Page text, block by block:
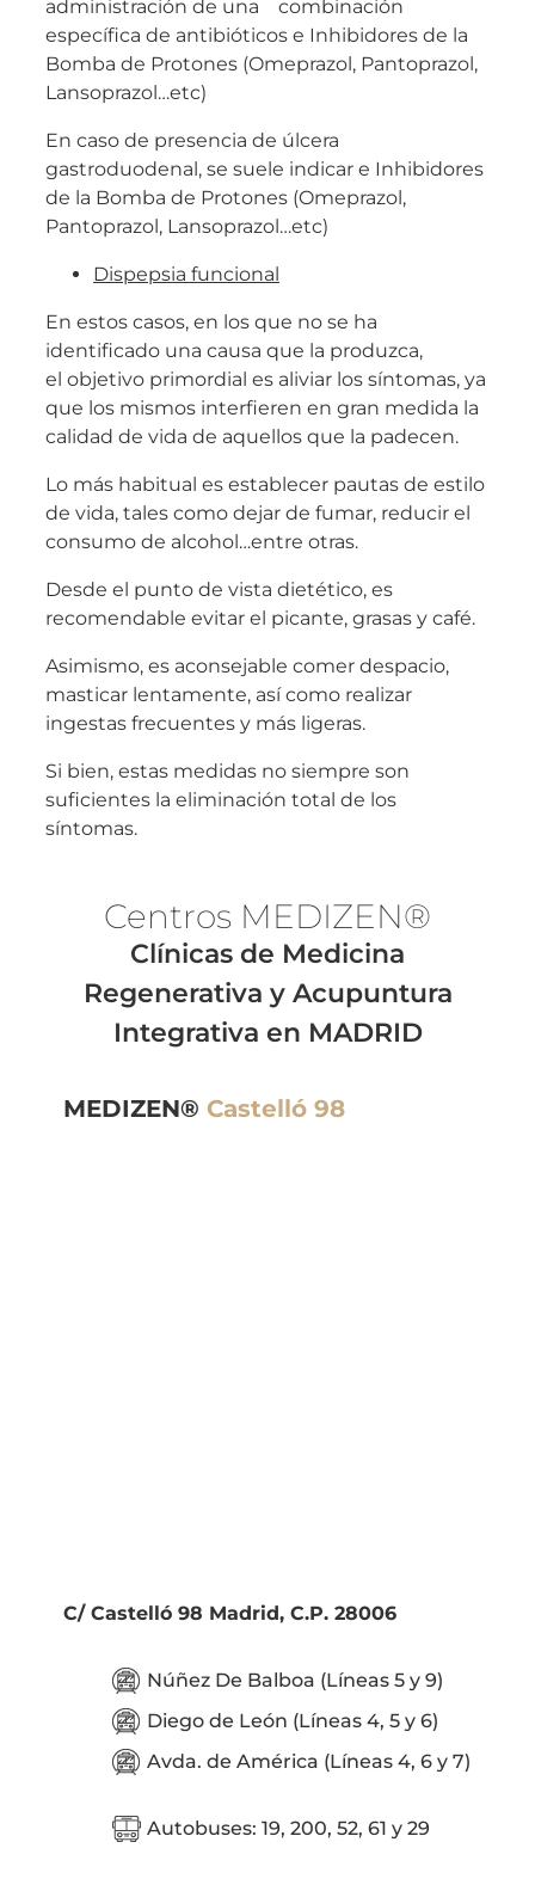
administración de una combinación
específica de antibióticos e Inhibidores de la
Bomba de Protones (Omeprazol, Pantoprazol,
Lansoprazol…etc)
En caso de presencia de úlcera
gastroduodenal, se suele indicar e Inhibidores
de la Bomba de Protones (Omeprazol,
Pantoprazol, Lansoprazol…etc)
Dispepsia funcional
En estos casos, en los que no se ha
identificado una causa que la produzca,
el objetivo primordial es aliviar los síntomas, ya
que los mismos interfieren en gran medida la
calidad de vida de aquellos que la padecen.
Lo más habitual es establecer pautas de estilo
de vida, tales como dejar de fumar, reducir el
consumo de alcohol…entre otras.
Desde el punto de vista dietético, es
recomendable evitar el picante, grasas y café.
Asimismo, es aconsejable comer despacio,
masticar lentamente, así como realizar
ingestas frecuentes y más ligeras.
Si bien, estas medidas no siempre son
suficientes la eliminación total de los
síntomas.
Centros MEDIZEN®
Clínicas de Medicina
Regenerativa y Acupuntura
Integrativa en MADRID
MEDIZEN® Castelló 98
C/ Castelló 98 Madrid, C.P. 28006
Núñez De Balboa (Líneas 5 y 9)
Diego de León (Líneas 4, 5 y 6)
Avda. de América (Líneas 4, 6 y 7)
Autobuses: 19, 200, 52, 61 y 29